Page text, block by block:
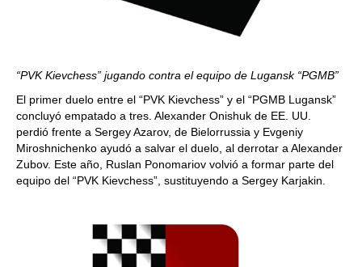
“PVK Kievchess” jugando contra el equipo de Lugansk “PGMB”
El primer duelo entre el “PVK Kievchess” y el “PGMB Lugansk”
concluyó empatado a tres. Alexander Onishuk de EE. UU.
perdió frente a Sergey Azarov, de Bielorrussia y Evgeniy
Miroshnichenko ayudó a salvar el duelo, al derrotar a Alexander
Zubov. Este año, Ruslan Ponomariov volvió a formar parte del
equipo del “PVK Kievchess”, sustituyendo a Sergey Karjakin.